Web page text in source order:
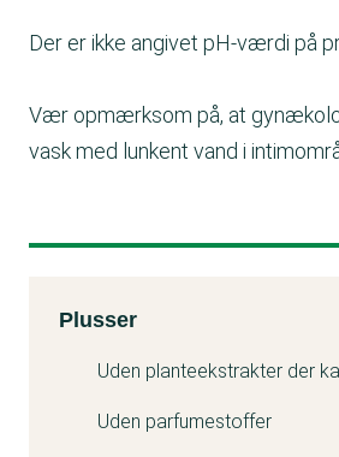
Der er ikke angivet pH-værdi på
Vær opmærksom på, at
vask med lunkent vand i
Kemitest
Plusser
Uden planteekstrakter der
Uden parfumestoffer